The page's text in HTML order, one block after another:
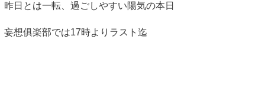
昨日とは一転、過ごしやすい陽気の本日
妄想俱楽部では17時よりラスト迄